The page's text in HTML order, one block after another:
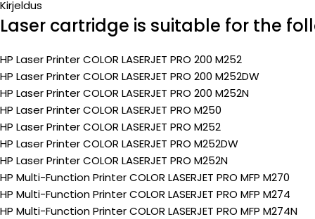
Kirjeldus
Laser cartridge is suitable for the
HP Laser Printer COLOR LASERJET PRO 200 M252
HP Laser Printer COLOR LASERJET PRO 200 M252DW
HP Laser Printer COLOR LASERJET PRO 200 M252N
HP Laser Printer COLOR LASERJET PRO M250
HP Laser Printer COLOR LASERJET PRO M252
HP Laser Printer COLOR LASERJET PRO M252DW
HP Laser Printer COLOR LASERJET PRO M252N
HP Multi-Function Printer COLOR LASERJET PRO MFP M270
HP Multi-Function Printer COLOR LASERJET PRO MFP M274
HP Multi-Function Printer COLOR LASERJET PRO MFP M274N